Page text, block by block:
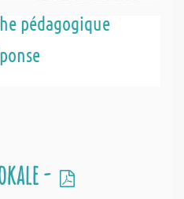
pédagogique
-